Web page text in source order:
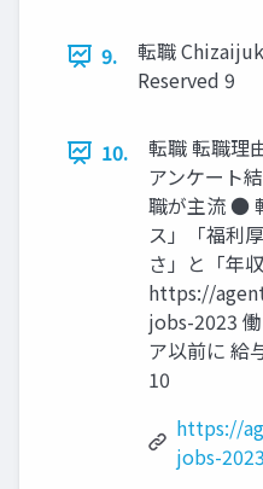
9.
転職
Reserved 9
10.
転職 転職理
アンケート
職が主流 ●
ス」「福利
さ」と「年
https://
jobs-2023
ア以前に 給
10
https://
jobs-2023